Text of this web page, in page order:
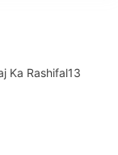
Ka Rashifal13